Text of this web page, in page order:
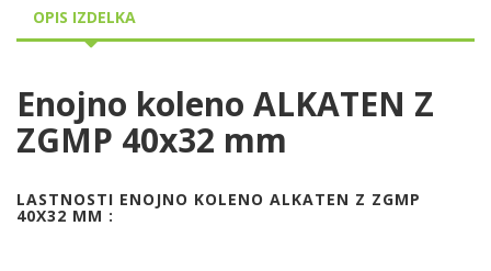
OPIS IZDELKA
Enojno koleno ALKATEN Z
ZGMP 40x32 mm
LASTNOSTI ENOJNO KOLENO ALKATEN Z ZGMP
40X32 MM :